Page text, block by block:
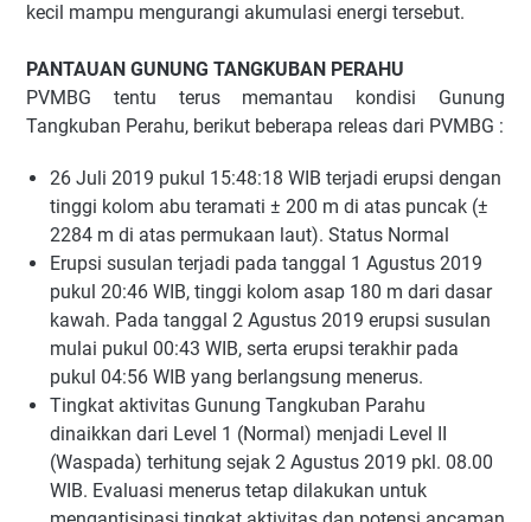
kecil mampu mengurangi akumulasi energi tersebut.
PANTAUAN GUNUNG TANGKUBAN PERAHU
PVMBG tentu terus memantau kondisi Gunung
Tangkuban Perahu, berikut beberapa releas dari PVMBG :
26 Juli 2019 pukul 15:48:18 WIB terjadi erupsi dengan
tinggi kolom abu teramati ± 200 m di atas puncak (±
2284 m di atas permukaan laut). Status Normal
Erupsi susulan terjadi pada tanggal 1 Agustus 2019
pukul 20:46 WIB, tinggi kolom asap 180 m dari dasar
kawah. Pada tanggal 2 Agustus 2019 erupsi susulan
mulai pukul 00:43 WIB, serta erupsi terakhir pada
pukul 04:56 WIB yang berlangsung menerus.
Tingkat aktivitas Gunung Tangkuban Parahu
dinaikkan dari Level 1 (Normal) menjadi Level II
(Waspada) terhitung sejak 2 Agustus 2019 pkl. 08.00
WIB. Evaluasi menerus tetap dilakukan untuk